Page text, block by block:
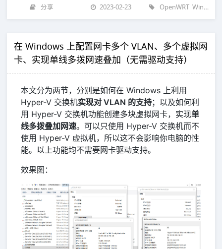
分享 2023-02-23 OpenWRT Windows
在 Windows 上配置网卡多个 VLAN、多个虚拟网
卡、实现单线多拨网速叠加（无需驱动支持）
本文分为两节，分别是如何在 Windows 上利用
Hyper-V 交换机实现对 VLAN 的支持；以及如何利
用 Hyper-V 交换机功能创建多块虚拟网卡，实现单
线多拨叠加网速。可以只使用 Hyper-V 交换机而不
使用 Hyper-V 虚拟机，所以这不会影响你电脑的性
能。以上功能均不需要网卡驱动支持。
效果图：